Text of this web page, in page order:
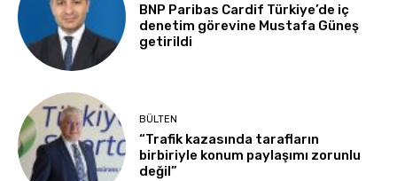
BNP Paribas Cardif Türkiye’de iç
denetim görevine Mustafa Güneş
getirildi
BÜLTEN
“Trafik kazasında tarafların
birbiriyle konum paylaşımı zorunlu
değil”